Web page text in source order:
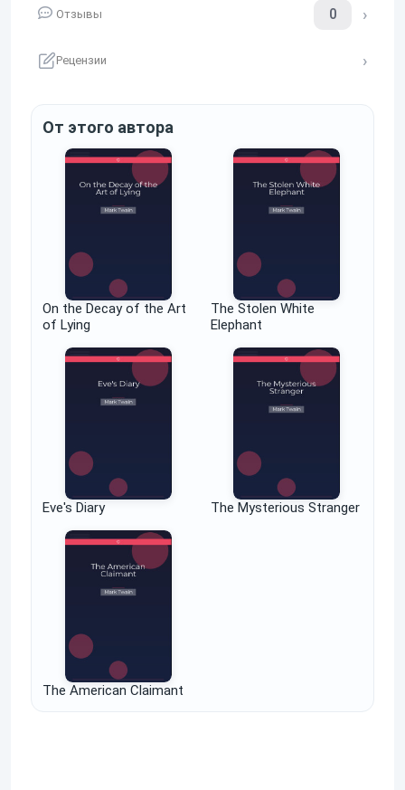
Отзывы 0
Рецензии
От этого автора
On the Decay of the Art
of Lying
The Stolen White
Elephant
Eve's Diary The Mysterious Stranger
The American Claimant